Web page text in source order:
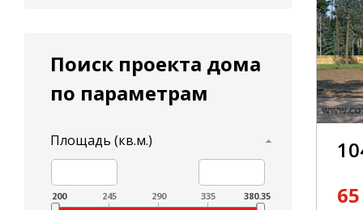
Поиск проекта дома
по параметрам
Площадь (кв.м.)
200 245 290 335 380.35
Мы